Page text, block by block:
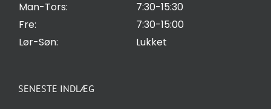
Man-Tors:
7:30-15:30
Fre:
7:30-15:00
Lør-Søn:
Lukket
SENESTE INDLÆG